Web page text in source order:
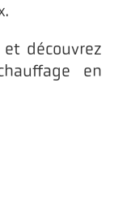
découvrez
en